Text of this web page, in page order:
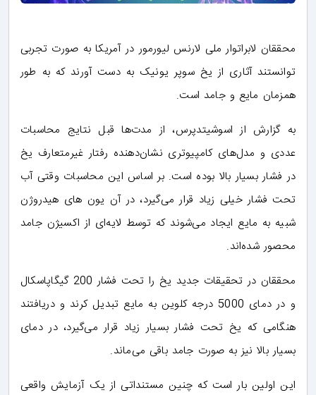
محققان لابراتوار ملی لارنس لیورمور در آمریکا به صورت تجربی
توانستند آثاری از یخ سوپر یونیک به دست آورند که به طور
همزمان مایع و جامد است.
به گزارش از اسوشیتدپرس، از مدت‌ها قبل نتایج محاسبات
عددی و مدل‌های کامپیوتری نشان‌دهنده رفتار غیرمتعارف یخ
در فشار بسیار بالا بوده است. بر اساس این محاسبات وقتی آب
تحت فشار خیلی زیاد قرار می‌گیرد، در آن یون های هیدروژن
شبیه به مایع ایجاد می‌شوند که توسط لایه‌ای از اکسیژن جامد
محصور شده‌اند.
محققان در تحقیقات جدید یخ را تحت فشار 200 گیگاپاسکال
و در دمای 5000 درجه کلوین به مایع تبدیل کرند و دریافتند
هنگامی که یخ تحت فشار بسیار زیاد قرار می‌گیرد، در دمای
بسیار بالا نیز به صورت جامد باقی می‌ماند.
این اولین بار است که چنین مستنداتی از یک آزمایش واقعی